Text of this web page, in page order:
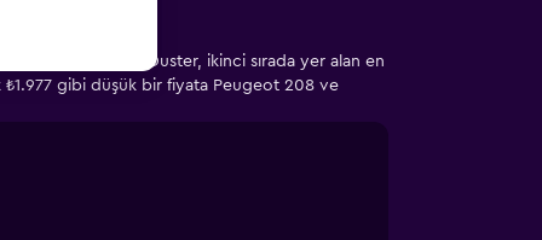
ediyor. Dacia Duster, ikinci sırada yer alan en
₺1.977 gibi düşük bir fiyata Peugeot 208 ve